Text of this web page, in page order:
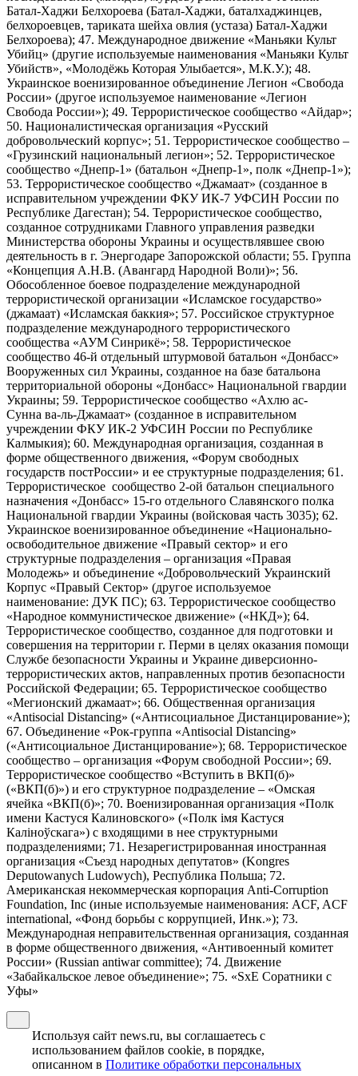
Батал-Хаджи Белхороева (Батал-Хаджи, баталхаджинцев,
белхороевцев, тариката шейха овлия (устаза) Батал-Хаджи
Белхороева); 47. Международное движение «Маньяки Культ
Убийц» (другие используемые наименования «Маньяки Культ
Убийств», «Молодёжь Которая Улыбается», М.К.У.); 48.
Украинское военизированное объединение Легион «Свобода
России» (другое используемое наименование «Легион
Свобода России»); 49. Террористическое сообщество «Айдар»;
50. Националистическая организация «Русский
добровольческий корпус»; 51. Террористическое сообщество –
«Грузинский национальный легион»; 52. Террористическое
сообщество «Днепр-1» (батальон «Днепр-1», полк «Днепр-1»);
53. Террористическое сообщество «Джамаат» (созданное в
исправительном учреждении ФКУ ИК-7 УФСИН России по
Республике Дагестан); 54. Террористическое сообщество,
созданное сотрудниками Главного управления разведки
Министерства обороны Украины и осуществлявшее свою
деятельность в г. Энергодаре Запорожской области; 55. Группа
«Концепция А.Н.В. (Авангард Народной Воли)»; 56.
Обособленное боевое подразделение международной
террористической организации «Исламское государство»
(джамаат) «Исламская баккия»; 57. Российское структурное
подразделение международного террористического
сообщества «АУМ Синрикё»; 58. Террористическое
сообщество 46-й отдельный штурмовой батальон «Донбасс»
Вооруженных сил Украины, созданное на базе батальона
территориальной обороны «Донбасс» Национальной гвардии
Украины; 59. Террористическое сообщество «Ахлю ас-
Сунна ва-ль-Джамаат» (созданное в исправительном
учреждении ФКУ ИК-2 УФСИН России по Республике
Калмыкия); 60. Международная организация, созданная в
форме общественного движения, «Форум свободных
государств постРоссии» и ее структурные подразделения; 61.
Террористическое сообщество 2-ой батальон специального
назначения «Донбасс» 15-го отдельного Славянского полка
Национальной гвардии Украины (войсковая часть 3035); 62.
Украинское военизированное объединение «Национально-
освободительное движение «Правый сектор» и его
структурные подразделения – организация «Правая
Молодежь» и объединение «Добровольческий Украинский
Корпус «Правый Сектор» (другое используемое
наименование: ДУК ПС); 63. Террористическое сообщество
«Народное коммунистическое движение» («НКД»); 64.
Террористическое сообщество, созданное для подготовки и
совершения на территории г. Перми в целях оказания помощи
Службе безопасности Украины и Украине диверсионно-
террористических актов, направленных против безопасности
Российской Федерации; 65. Террористическое сообщество
«Мегионский джамаат»; 66. Общественная организация
«Antisocial Distancing» («Антисоциальное Дистанцирование»);
67. Объединение «Рок-группа «Antisocial Distancing»
(«Антисоциальное Дистанцирование»); 68. Террористическое
сообщество – организация «Форум свободной России»; 69.
Террористическое сообщество «Вступить в ВКП(б)»
(«ВКП(б)») и его структурное подразделение – «Омская
ячейка «ВКП(б)»; 70. Военизированная организация «Полк
имени Кастуся Калиновского» («Полк iмя Кастуся
Калiноўскага») с входящими в нее структурными
подразделениями; 71. Незарегистрированная иностранная
организация «Съезд народных депутатов» (Kongres
Deputowanych Ludowych), Республика Польша; 72.
Американская некоммерческая корпорация Anti-Corruption
Foundation, Inc (иные используемые наименования: ACF, ACF
international, «Фонд борьбы с коррупцией, Инк.»); 73.
Международная неправительственная организация, созданная
в форме общественного движения, «Антивоенный комитет
России» (Russian antiwar committee); 74. Движение
«Забайкальское левое объединение»; 75. «SxE Соратники с
Уфы»
Используя сайт news.ru, вы соглашаетесь с
использованием файлов cookie, в порядке,
описанном в Политике обработки персональных